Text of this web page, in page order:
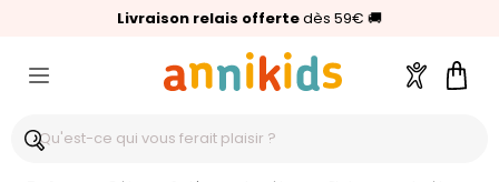
Livraison relais offertedès 59€ 🚚
🥇Palmarès Capital 2025 :Annikids N°1
⭐⭐⭐⭐⭐4,6/5(24 000 avis clients)
Compte